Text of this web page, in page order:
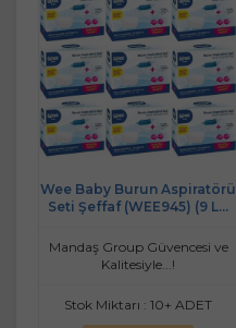
Wee Baby Burun Aspiratörü
Seti Şeffaf (WEE945) (9 Lu
Mandaş Group Güvencesi ve
Kalitesiyle...!
Stok Miktarı : 10+ ADET